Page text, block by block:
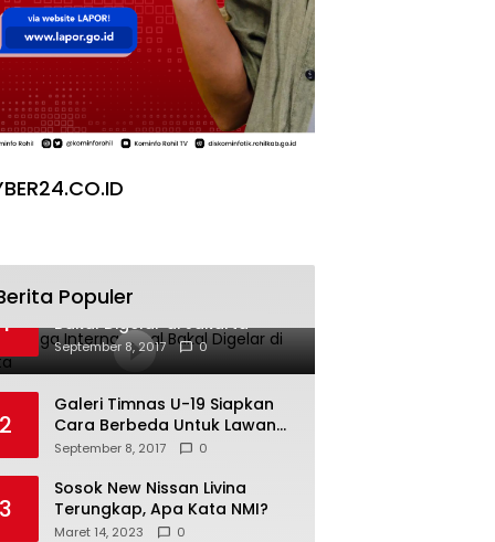
Populer
1
Pesta Yoga Internasional
Bakal Digelar di Jakarta
September 8, 2017 0
2
Galeri Timnas U-19 Siapkan
Cara Berbeda Untuk Lawan
Vietnam
September 8, 2017 0
3
Sosok New Nissan Livina
Terungkap, Apa Kata NMI?
Maret 14, 2023 0